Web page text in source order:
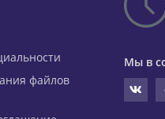
файлов
Мы в